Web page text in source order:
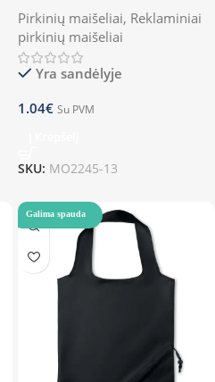
Pirkinių maišeliai, Reklaminiai
pirkinių maišeliai
Yra sandėlyje
1.04€ Su PVM
SKU: MO2245-13
Galima spauda